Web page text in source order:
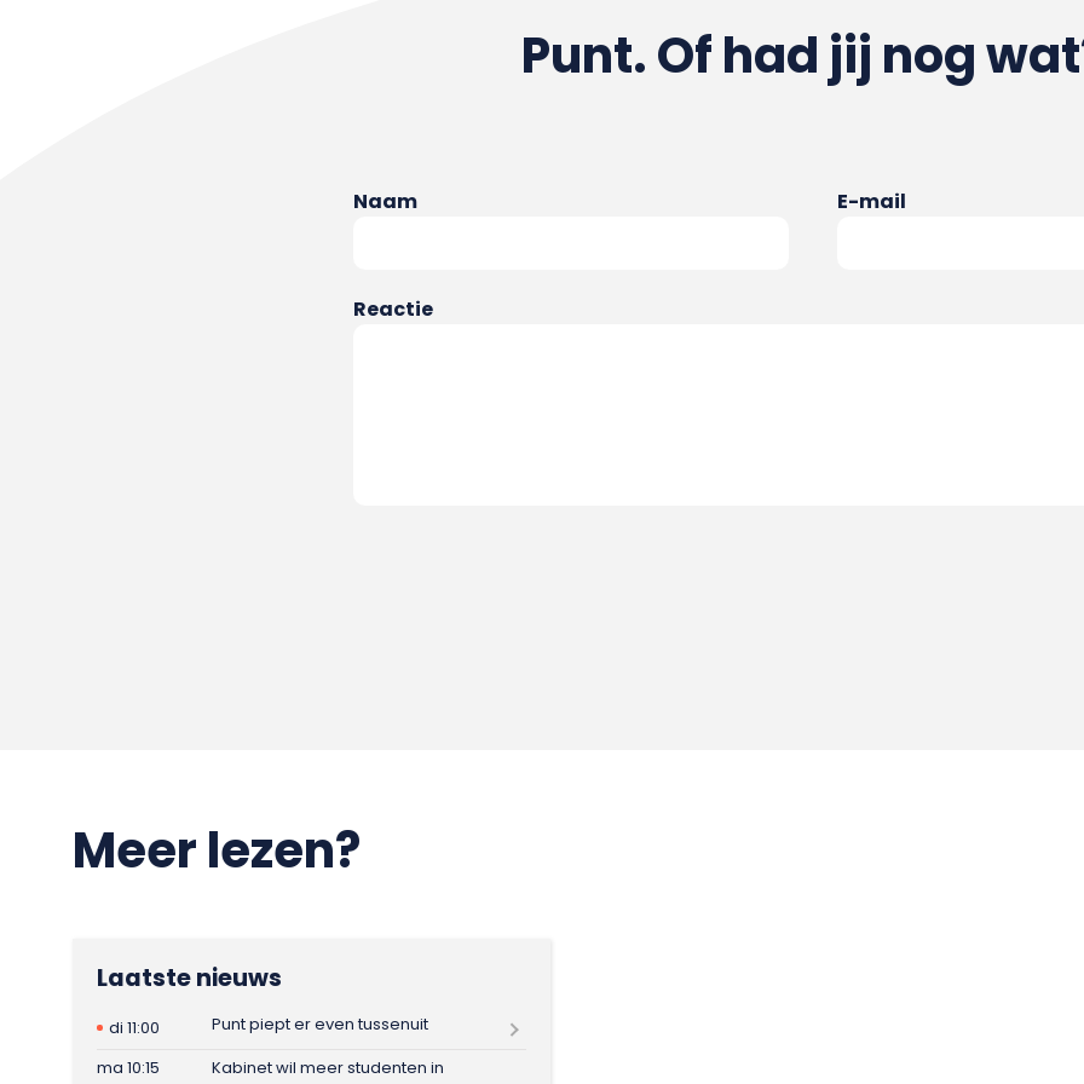
Punt. Of had jij nog
Naam E-mail
Reactie
Meer lezen?
Laatste nieuws
di 11:00
Punt piept er even tussenuit
ma 10:15
Kabinet wil meer studenten in